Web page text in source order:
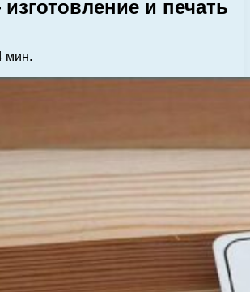
и печать
мин.